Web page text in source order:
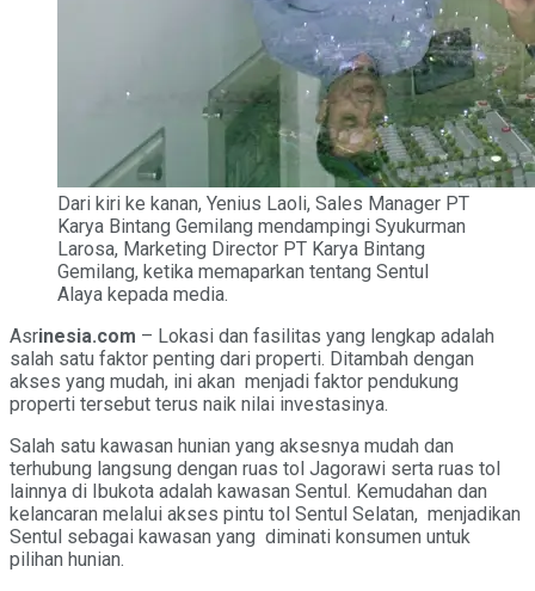
Dari kiri ke kanan, Yenius Laoli, Sales Manager PT
Karya Bintang Gemilang mendampingi Syukurman
Larosa, Marketing Director PT Karya Bintang
Gemilang, ketika memaparkan tentang Sentul
Alaya kepada media.
Asrinesia.com – Lokasi dan fasilitas yang lengkap adalah
salah satu faktor penting dari properti. Ditambah dengan
akses yang mudah, ini akan menjadi faktor pendukung
properti tersebut terus naik nilai investasinya.
Salah satu kawasan hunian yang aksesnya mudah dan
terhubung langsung dengan ruas tol Jagorawi serta ruas tol
lainnya di Ibukota adalah kawasan Sentul. Kemudahan dan
kelancaran melalui akses pintu tol Sentul Selatan, menjadikan
Sentul sebagai kawasan yang diminati konsumen untuk
pilihan hunian.